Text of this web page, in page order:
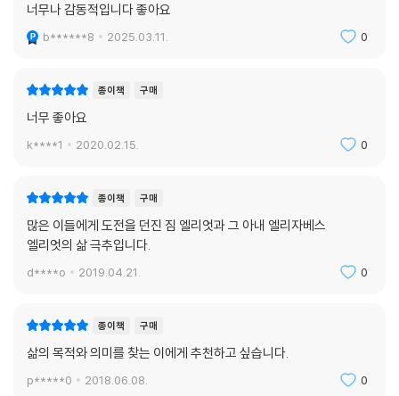
너무나 감동적입니다 좋아요
b******8 2025.03.11. 0
종이책 구매
너무 좋아요
k****1 2020.02.15. 0
종이책 구매
많은 이들에게 도전을 던진 짐 엘리엇과 그 아내 엘리자베스
엘리엇의 삶 극추입니다.
d****o 2019.04.21. 0
종이책 구매
삶의 목적와 의미를 찾는 이에게 추천하고 싶습니다.
p*****0 2018.06.08. 0